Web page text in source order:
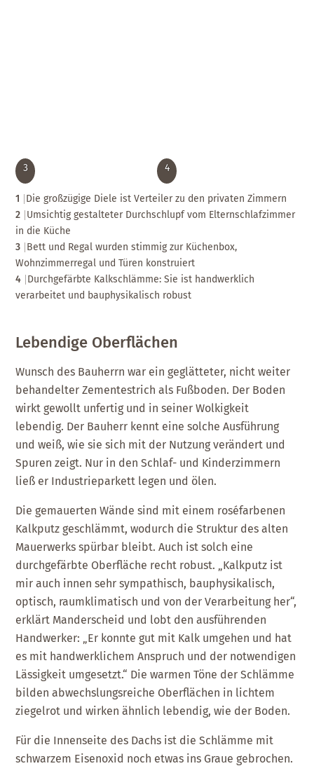
3 4
1
Die großzügige Diele ist Verteiler zu den privaten Zimmern
2 Umsichtig gestalteter Durchschlupf vom Elternschlafzimmer
in die Küche
3 Bett und Regal wurden stimmig zur Küchenbox,
Wohnzimmerregal und Türen konstruiert
4 Durchgefärbte Kalkschlämme: Sie ist handwerklich
verarbeitet und bauphysikalisch robust
Lebendige Oberflächen
Wunsch des Bauherrn war ein geglätteter, nicht weiter
behandelter Zementestrich als Fußboden. Der Boden
wirkt gewollt unfertig und in seiner Wolkigkeit
lebendig. Der Bauherr kennt eine solche Ausführung
und weiß, wie sie sich mit der Nutzung verändert und
Spuren zeigt. Nur in den Schlaf- und Kinderzimmern
ließ er Industrieparkett legen und ölen.
Die gemauerten Wände sind mit einem roséfarbenen
Kalkputz geschlämmt, wodurch die Struktur des alten
Mauerwerks spürbar bleibt. Auch ist solch eine
durchgefärbte Oberfläche recht robust. „Kalkputz ist
mir auch innen sehr sympathisch, bauphysikalisch,
optisch, raumklimatisch und von der Verarbeitung her“,
erklärt Manderscheid und lobt den ausführenden
Handwerker: „Er konnte gut mit Kalk umgehen und hat
es mit handwerklichem Anspruch und der notwendigen
Lässigkeit umgesetzt.“ Die warmen Töne der Schlämme
bilden abwechslungsreiche Oberflächen in lichtem
ziegelrot und wirken ähnlich lebendig, wie der Boden.
Für die Innenseite des Dachs ist die Schlämme mit
schwarzem Eisenoxid noch etwas ins Graue gebrochen.